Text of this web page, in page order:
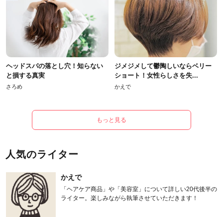
ヘッドスパの落とし穴！知らない
と損する真実
さろめ
ジメジメして鬱陶しいならベリー
ショート！女性らしさを失...
かえで
もっと見る
人気のライター
かえで
「ヘアケア商品」や「美容室」について詳しい20代後半の
ライター。楽しみながら執筆させていただきます！